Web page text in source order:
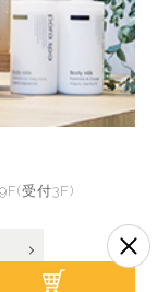
受付3F)